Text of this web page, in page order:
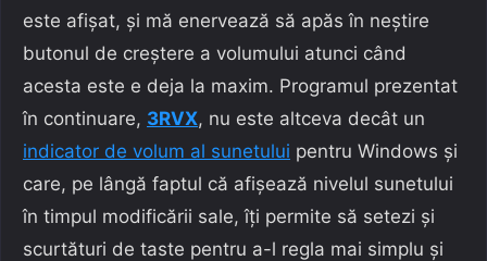
este afișat, și mă enervează să apăs în neștire
butonul de creștere a volumului atunci când
acesta este e deja la maxim. Programul prezentat
în continuare, 3RVX, nu este altceva decât un
indicator de volum al sunetului pentru Windows și
care, pe lângă faptul că afișează nivelul sunetului
în timpul modificării sale, îți permite să setezi și
scurtături de taste pentru a-l regla mai simplu și